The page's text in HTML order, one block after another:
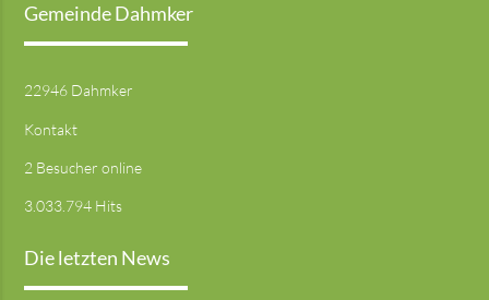
Gemeinde Dahmker
22946 Dahmker
Kontakt
2 Besucher online
3.033.794 Hits
Die letzten News